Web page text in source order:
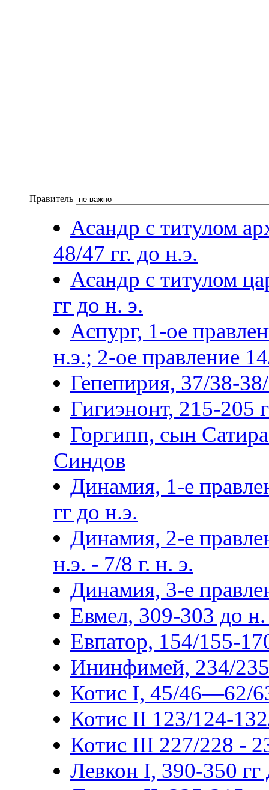
Правитель
Асандр с титулом
48/47 гг. до н.э.
Асандр с титулом
гг до н. э.
Аспург, 1-ое
н.э.; 2-ое правление
Гепепирия, 37/38-
Гигиэнонт, 215-205
Горгипп, сын
Синдов
Динамия, 1-е
гг до н.э.
Динамия, 2-е
н.э. - 7/8 г. н. э.
Динамия, 3-е
Евмел, 309-303 до н.
Евпатор, 154/155-
Ининфимей, 234/
Котис I, 45/46—62/
Котис II 123/124-
Котис III 227/228 -
Левкон I, 390-350 гг